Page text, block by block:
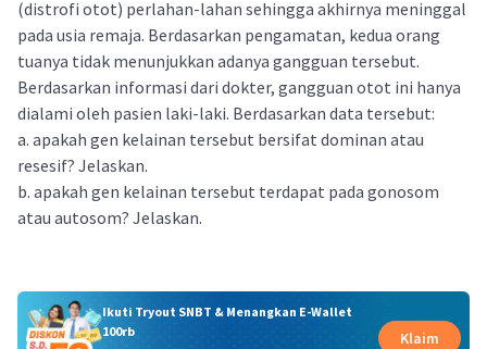
(distrofi otot) perlahan-lahan sehingga akhirnya meninggal
pada usia remaja. Berdasarkan pengamatan, kedua orang
tuanya tidak menunjukkan adanya gangguan tersebut.
Berdasarkan informasi dari dokter, gangguan otot ini hanya
dialami oleh pasien laki-laki. Berdasarkan data tersebut:
a. apakah gen kelainan tersebut bersifat dominan atau
resesif? Jelaskan.
b. apakah gen kelainan tersebut terdapat pada gonosom
atau autosom? Jelaskan.
Ikuti Tryout SNBT & Menangkan E-Wallet
100rb
Klaim